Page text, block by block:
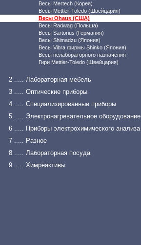
Весы Mertech (Корея)
Весы Mettler-Toledo (Швейцария)
Весы Ohaus (США)
Весы Radwag (Польша)
Весы Sartorius (Германия)
Весы Shimadzu (Япония)
Весы Vibra фирмы Shinko (Япония)
Весы нелабораторного назначения
Гири Mettler-Toledo (Швейцария)
2 ..... Лабораторная мебель
3 ..... Оптические приборы
4 ..... Специализированные приборы
5 ..... Электронагревательное оборудование
6 ..... Приборы электрохимического анализа
7 ..... Разное
8 ..... Лабораторная посуда
9 ..... Химреактивы